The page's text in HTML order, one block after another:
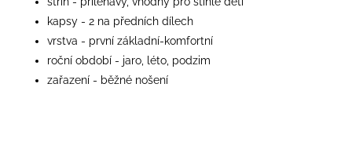
kapsy - 2 na předních dílech
vrstva - první základní-komfortní
roční období - jaro, léto, podzim
zařazení - běžné nošení